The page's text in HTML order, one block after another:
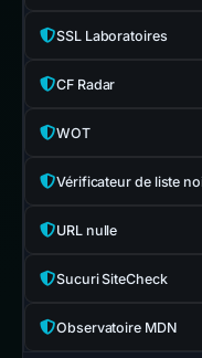
SSL Laboratoires
CF Radar
WOT
Vérificateur de liste
URL nulle
Sucuri SiteCheck
Observatoire MDN